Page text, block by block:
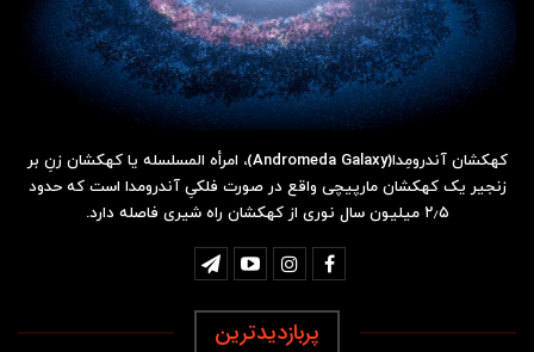
کهکشان آندرومِدا(Andromeda Galaxy)، امرأه المسلسله یا کهکشان زنِ بر
زنجیر یک کهکشان مارپیچی واقع در صورت فلکیِ آندرومدا است که حدود
۲٫۵ میلیون سال نوری از کهکشان راه شیری فاصله دارد.
پربازدیدترین